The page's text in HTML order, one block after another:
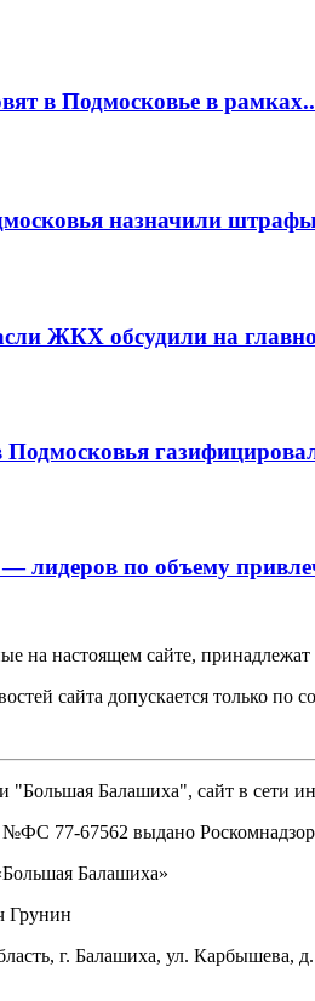
в Подмосковье в рамках..
назначили
ЖКХ обсудили на
лидеров по объему
на настоящем сайте,
сайта допускается только по
"Большая Балашиха", сайт в сети
‎77-67562 выдано
Балашиха»
Грунин
г. Балашиха, ул. Карбышева,